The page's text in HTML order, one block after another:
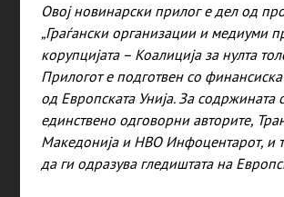
Овој новинарски прилог e дел од
„Граѓански организации и медиуми
корупцијата – Коалиција за нулта
Прилогот е подготвен со
од Европската Унија. За содржината
единствено одговорни авторите,
Македонија и НВО Инфоцентарот, и
да ги одразува гледиштата на